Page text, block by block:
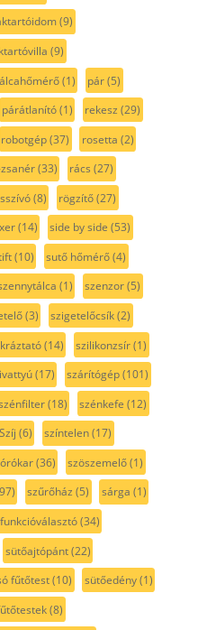
(9)
(9)
(1) pár(5)
párátlanító(1) rekesz (29)
robotgép(37) rosetta (2)
(33) rács (27)
(8) rögzítő(27)
(14) side by side (53)
(10) sutő hőmérő(4)
(1) szenzor(5)
(3) szigetelőcsík(2)
(14) szilikonzsír(1)
(17) szárítógép(101)
(18) szénkefe (12)
Szíj (6) színtelen(17)
(36) szöszemelő(1)
szűrőház (5) sárga (1)
(34)
sütőajtópánt(22)
fűtőtest(10) sütőedény(1)
(8)